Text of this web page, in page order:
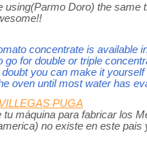
using(Parmo Doro) the same
concentrate is available
go for double or triple
you can make it
oven until most water has
PUGA
máquina para fabricar los
no existe en este